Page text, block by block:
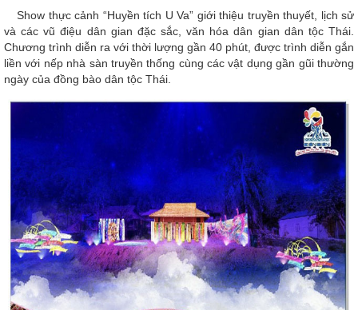
Show thực cảnh “Huyền tích U Va” giới thiệu truyền thuyết, lịch sử
và các vũ điệu dân gian đặc sắc, văn hóa dân gian dân tộc Thái.
Chương trình diễn ra với thời lượng gần 40 phút, được trình diễn gắn
liền với nếp nhà sàn truyền thống cùng các vật dụng gần gũi thường
ngày của đồng bào dân tộc Thái.